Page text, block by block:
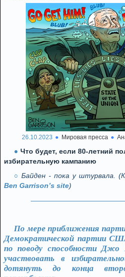
26.10.2023 Мировая пресса
Что будет, если 80-летний
избирательную кампанию
Байден - пока у штурвала.
Ben Garrison’s site)
По мере приближения
Демократической партии
по поводу способности Джо
участвовать в
дотянуть до конца